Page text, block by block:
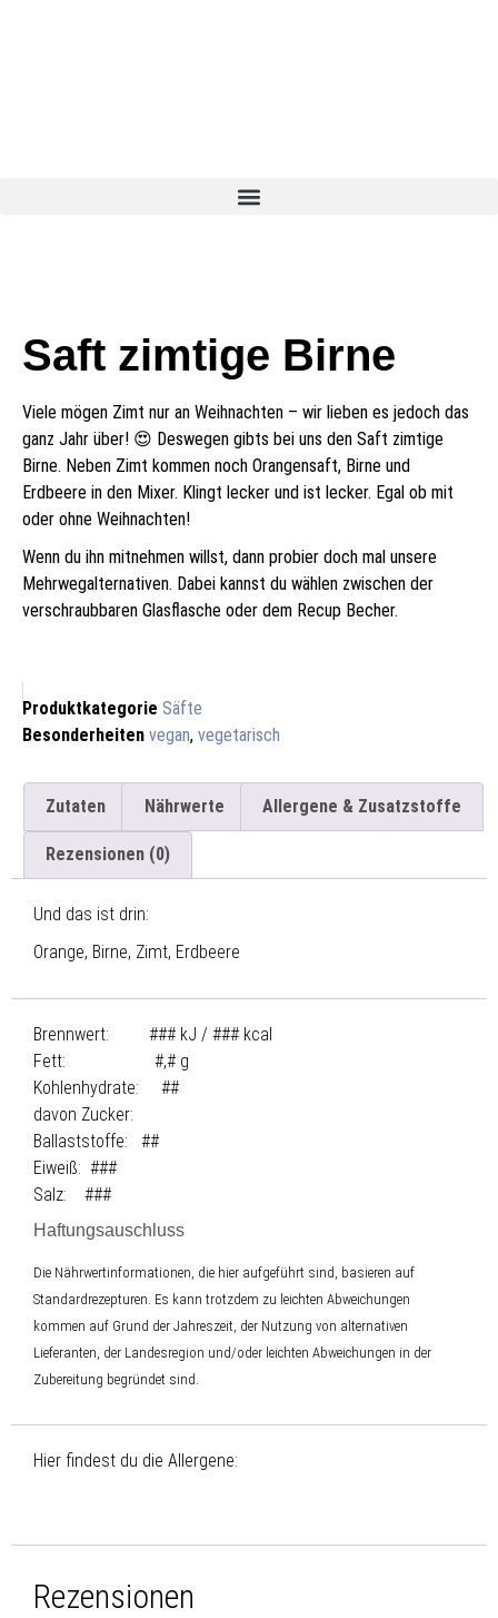
Saft zimtige Birne
Viele mögen Zimt nur an Weihnachten – wir lieben es jedoch das
ganz Jahr über! 😍 Deswegen gibts bei uns den Saft zimtige
Birne. Neben Zimt kommen noch Orangensaft, Birne und
Erdbeere in den Mixer. Klingt lecker und ist lecker. Egal ob mit
oder ohne Weihnachten!
Wenn du ihn mitnehmen willst, dann probier doch mal unsere
Mehrwegalternativen. Dabei kannst du wählen zwischen der
verschraubbaren Glasflasche oder dem Recup Becher.
Produktkategorie Säfte
Besonderheiten vegan, vegetarisch
Zutaten Nährwerte Allergene & Zusatzstoffe
Rezensionen (0)
Und das ist drin:
Orange, Birne, Zimt, Erdbeere
Brennwert: ### kJ / ### kcal
Fett: #,# g
Kohlenhydrate: ##
davon Zucker:
Ballaststoffe: ##
Eiweiß: ###
Salz: ###
Haftungsauschluss
Die Nährwertinformationen, die hier aufgeführt sind, basieren auf
Standardrezepturen. Es kann trotzdem zu leichten Abweichungen
kommen auf Grund der Jahreszeit, der Nutzung von alternativen
Lieferanten, der Landesregion und/oder leichten Abweichungen in der
Zubereitung begründet sind.
Hier findest du die Allergene:
Rezensionen